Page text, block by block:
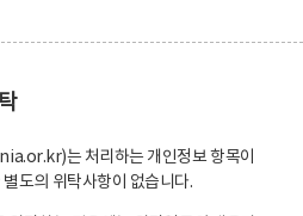
는 처리하는 개인정보 항목이
도의 위탁사항이 없습니다.